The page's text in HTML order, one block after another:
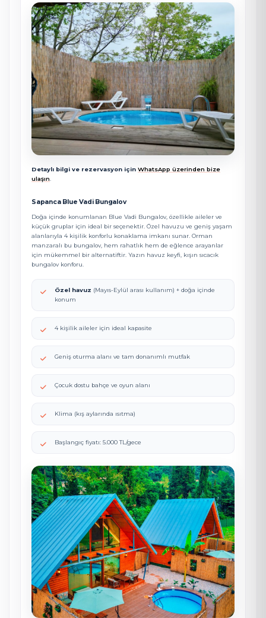
Detaylı bilgi ve rezervasyon için WhatsApp üzerinden bize
ulaşın
Sapanca Blue Vadi Bungalov
Doğa içinde konumlanan Blue Vadi Bungalov, özellikle aileler ve
küçük gruplar için ideal bir seçenektir. Özel havuzu ve geniş yaşam
alanlarıyla 4 kişilik konforlu konaklama imkanı sunar. Orman
manzaralı bu bungalov, hem rahatlık hem de eğlence arayanlar
için mükemmel bir alternatiftir. Yazın havuz keyfi, kışın sıcacık
bungalov konforu.
Özel havuz (Mayıs-Eylül arası kullanım) + doğa içinde
konum
4 kişilik aileler için ideal kapasite
Geniş oturma alanı ve tam donanımlı mutfak
Çocuk dostu bahçe ve oyun alanı
Klima (kış aylarında ısıtma)
Başlangıç fiyatı: 5.000 TL/gece